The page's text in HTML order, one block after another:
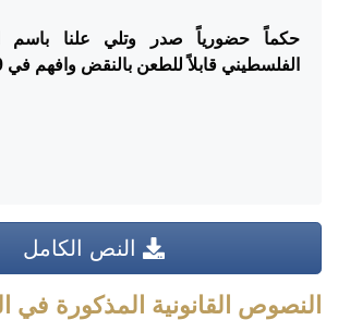
حكماً حضورياً صدر وتلي علنا باسم
الفلسطيني قابلاً للطعن بالنقض وافهم في
النص الكامل
النصوص القانونية المذكورة في